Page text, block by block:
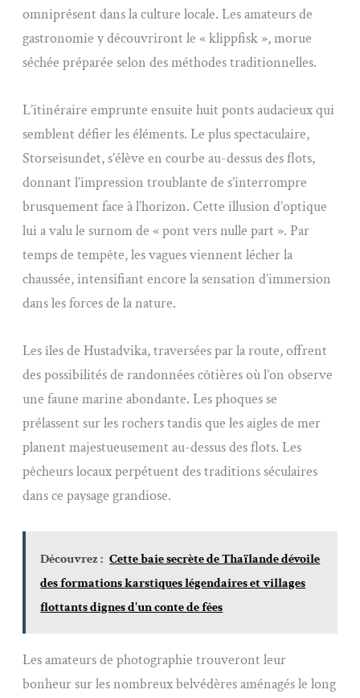
omniprésent dans la culture locale. Les amateurs de
gastronomie y découvriront le « klippfisk », morue
séchée préparée selon des méthodes traditionnelles.
L’itinéraire emprunte ensuite huit ponts audacieux qui
semblent défier les éléments. Le plus spectaculaire,
Storseisundet, s’élève en courbe au-dessus des flots,
donnant l’impression troublante de s’interrompre
brusquement face à l’horizon. Cette illusion d’optique
lui a valu le surnom de « pont vers nulle part ». Par
temps de tempête, les vagues viennent lécher la
chaussée, intensifiant encore la sensation d’immersion
dans les forces de la nature.
Les îles de Hustadvika, traversées par la route, offrent
des possibilités de randonnées côtières où l’on observe
une faune marine abondante. Les phoques se
prélassent sur les rochers tandis que les aigles de mer
planent majestueusement au-dessus des flots. Les
pêcheurs locaux perpétuent des traditions séculaires
dans ce paysage grandiose.
Découvrez : Cette baie secrète de Thaïlande dévoile
des formations karstiques légendaires et villages
flottants dignes d'un conte de fées
Les amateurs de photographie trouveront leur
bonheur sur les nombreux belvédères aménagés le long